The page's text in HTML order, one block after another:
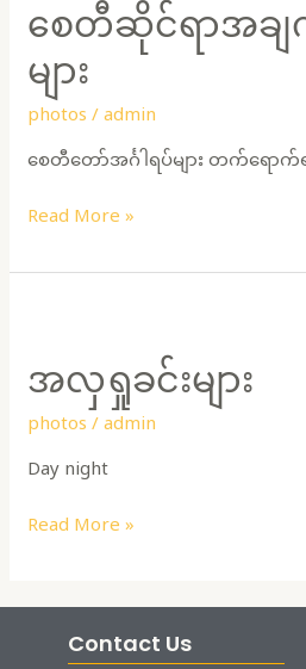
စေတီဆိုင်ရာအ
များ
photos /admin
စေတီတော်အင်္ဂါရပ်များ တက်ရောက်ရ
အချက်အလက်
Read More »
အလှရှုခင်းများ
photos /admin
Day night
များ
Read More »
Contact Us